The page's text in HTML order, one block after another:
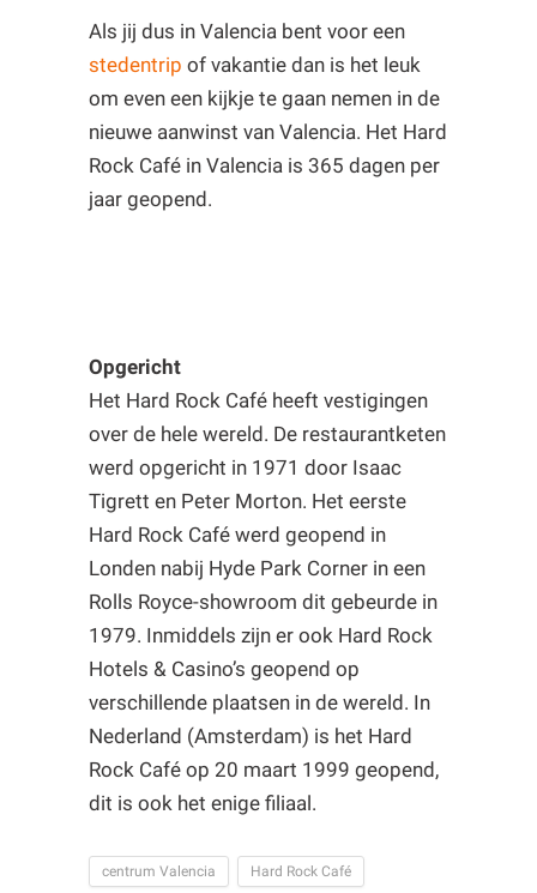
Als jij dus in Valencia bent voor een
stedentrip of vakantie dan is het leuk
om even een kijkje te gaan nemen in de
nieuwe aanwinst van Valencia. Het Hard
Rock Café in Valencia is 365 dagen per
jaar geopend.
Opgericht
Het Hard Rock Café heeft vestigingen
over de hele wereld. De restaurantketen
werd opgericht in 1971 door Isaac
Tigrett en Peter Morton. Het eerste
Hard Rock Café werd geopend in
Londen nabij Hyde Park Corner in een
Rolls Royce-showroom dit gebeurde in
1979. Inmiddels zijn er ook Hard Rock
Hotels & Casino’s geopend op
verschillende plaatsen in de wereld. In
Nederland (Amsterdam) is het Hard
Rock Café op 20 maart 1999 geopend,
dit is ook het enige filiaal.
centrum Valencia Hard Rock Café